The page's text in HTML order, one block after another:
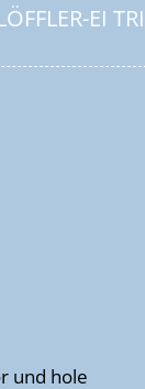
EI
und hole